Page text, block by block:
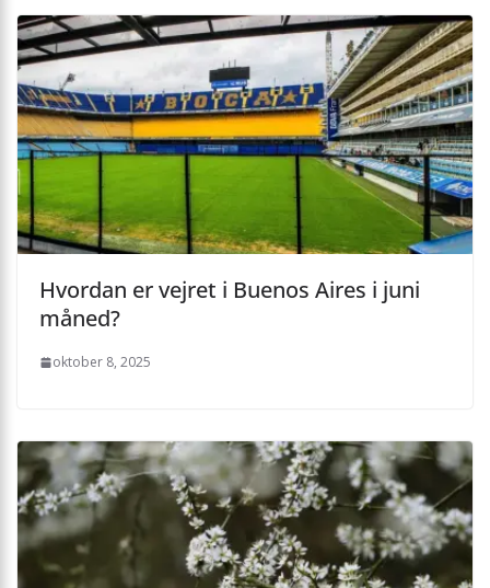
Hvordan er vejret i Buenos Aires i juni
måned?
oktober 8, 2025